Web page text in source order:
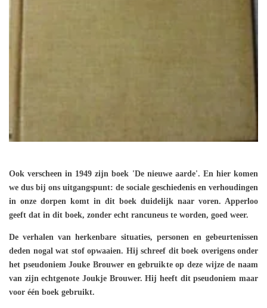
Ook verscheen in 1949 zijn boek 'De nieuwe aarde'. En hier komen
we dus bij ons uitgangspunt: de sociale geschiedenis en verhoudingen
in onze dorpen komt in dit boek duidelijk naar voren. Apperloo
geeft dat in dit boek, zonder echt rancuneus te worden, goed weer.
De verhalen van herkenbare situaties, personen en gebeurtenissen
deden nogal wat stof opwaaien. Hij schreef dit boek overigens onder
het pseudoniem Jouke Brouwer en gebruikte op deze wijze de naam
van zijn echtgenote Joukje Brouwer. Hij heeft dit pseudoniem maar
voor één boek gebruikt.